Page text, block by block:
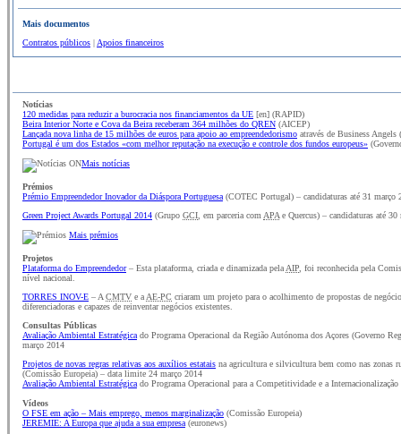
Mais documentos
Contratos públicos | Apoios financeiros
Notícias
120 medidas para reduzir a burocracia nos financiamentos da UE [en] (RAPID)
Beira Interior Norte e Cova da Beira receberam 364 milhões do QREN (AICEP)
Lançada nova linha de 15 milhões de euros para apoio ao empreendedorismo através de Business
Portugal é um dos Estados «com melhor reputação na execução e controle dos fundos europeus»
Mais notícias
Prémios
Prémio Empreendedor Inovador da Diáspora Portuguesa (COTEC Portugal) – candidaturas até 31 março
Green Project Awards Portugal 2014 (Grupo GCI , em parceria com APA e Quercus) – candidaturas até
Mais prémios
Projetos
Plataforma do Empreendedor– Esta plataforma, criada e dinamizada pela AIP , foi reconhecida pela
nível nacional.
TORRES INOV-E – A CMTV e a AE-PC criaram um projeto para o acolhimento de propostas de
diferenciadoras e capazes de reinventar negócios existentes.
Consultas Públicas
Avaliação Ambiental Estratégica do Programa Operacional da Região Autónoma dos Açores (Governo
março 2014
Projetos de novas regras relativas aos auxílios estatais na agricultura e silvicultura bem como nas zonas
(Comissão Europeia) – data limite 24 março 2014
Avaliação Ambiental Estratégica do Programa Operacional para a Competitividade e a
Vídeos
O FSE em ação – Mais emprego, menos marginalização (Comissão Europeia)
JEREMIE: A Europa que ajuda a sua empresa (euronews)